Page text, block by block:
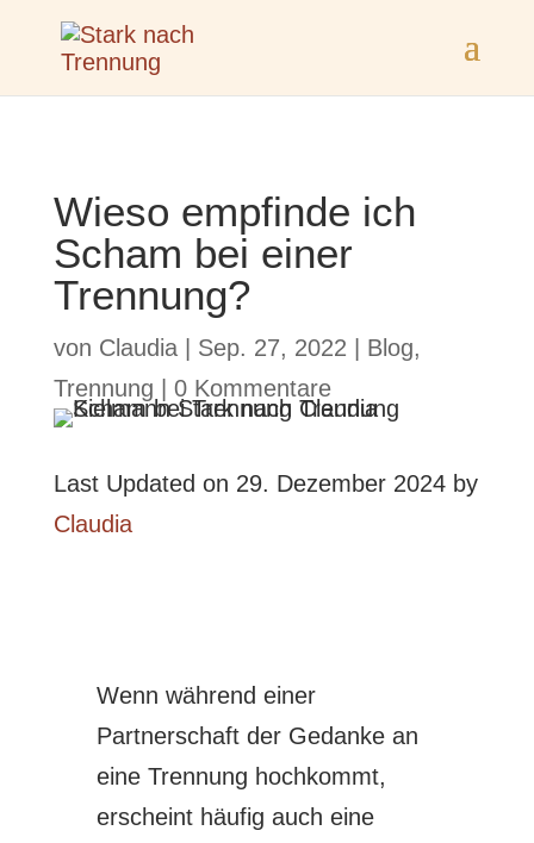
Wieso empfinde ich
Scham bei einer
Trennung?
von Claudia| Sep. 27, 2022 Blog,
Trennung
0 Kommentare
Last Updated on 29. Dezember 2024 by
Claudia
Wenn während einer
Partnerschaft der Gedanke an
eine Trennung hochkommt,
erscheint häufig auch eine